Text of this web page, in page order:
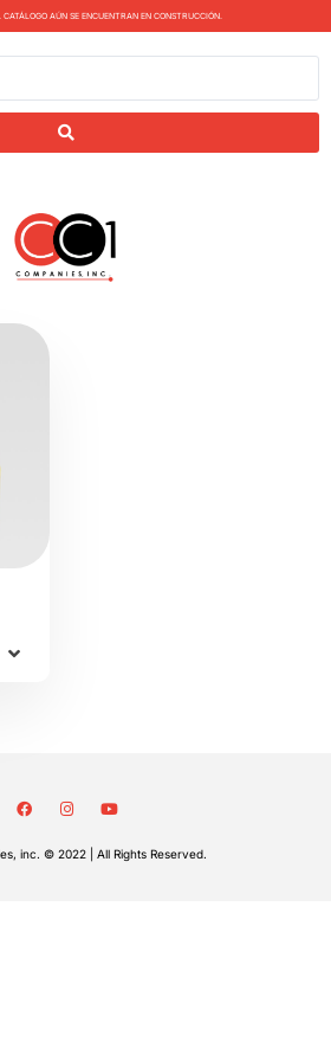
CATÁLOGO AÚN SE ENCUENTRAN EN CONSTRUCCIÓN.
inc. © 2022 | All Rights Reserved.